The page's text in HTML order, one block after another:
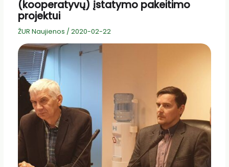
(kooperatyvų) įstatymo pakeitimo
projektui
ŽUR Naujienos / 2020-02-22